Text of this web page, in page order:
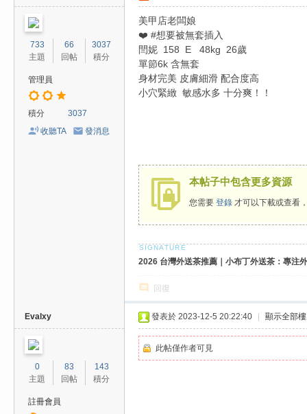
02
733
主題
66
回帖
3037
積分
管理員
積分
3037
收聽TA
發消息
美甲店老闆娘
❤️ #想要被無套插入
閆妮 158 E 48kg 26歲
單節6k 含無套
身材完美 皮膚細滑 配合度高
小穴緊緻 敏感水多 十分爽！！
本帖子中包含更多資源
您需要 登錄 才可以下載或查看
2026 台灣外送茶推薦｜小布丁外送茶：專注
回復
Evalxy
0
主題
83
回帖
143
積分
註冊會員
發表於 2023-12-5 20:22:40 顯示全部
此帖僅作者可見